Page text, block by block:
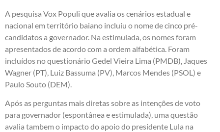
A pesquisa Vox Populi que avalia os cenários estadual e
nacional em território baiano incluiu o nome de cinco pré-
candidatos a governador. Na estimulada, os nomes foram
apresentados de acordo com a ordem alfabética. Foram
incluídos no questionário Gedel Vieira Lima (PMDB), Jaques
Wagner (PT), Luiz Bassuma (PV), Marcos Mendes (PSOL) e
Paulo Souto (DEM).
Após as perguntas mais diretas sobre as intenções de voto
para governador (espontânea e estimulada), uma questão
avalia tambem o impacto do apoio do presidente Lula na